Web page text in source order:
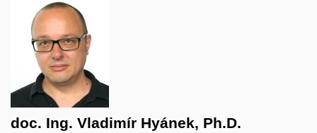
doc. Ing. Vladimír Hyánek, Ph.D.